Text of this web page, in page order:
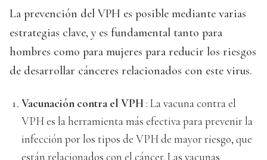
La prevención del VPH es posible mediante varias
estrategias clave, y es fundamental tanto para
hombres como para mujeres para reducir los riesgos
de desarrollar cánceres relacionados con este virus.
Vacunación contra el VPH : La vacuna contra el
VPH es la herramienta más efectiva para prevenir la
infección por los tipos de VPH de mayor riesgo, que
están relacionados con el cáncer. Las vacunas